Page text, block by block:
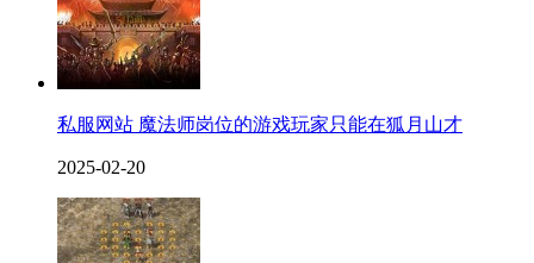
私服网站 魔法师岗位的游戏玩家只能在狐月山才
2025-02-20